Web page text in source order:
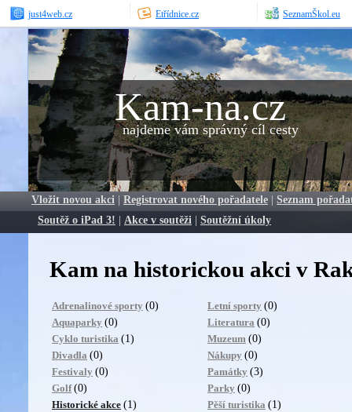
just4web.cz Etřídnice.cz SeznamŠkol.eu
Kam-na.cz
najdeme vám správný cíl cesty
Vložit novou akci | Registrovat nového pořadatele | Seznam
Soutěž o iPad 3! | Akce v soutěži | Soutěžní úkoly
Kam na historickou akci v
Adrenalinové sporty (0)
Aquaparky (0)
Cyklo turistika (1)
Divadla (0)
Festivaly (0)
Golf (0)
Historické akce (1)
Letní sporty (0)
Literatura (0)
Muzeum (0)
Nákupy (0)
Památky (3)
Parky (0)
Pěší turistika (1)